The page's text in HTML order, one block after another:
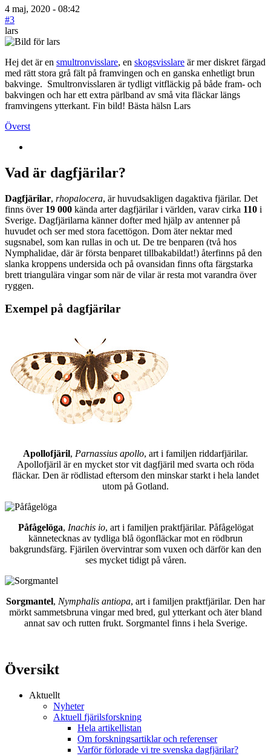
4 maj, 2020 - 08:42
#3
lars
Hej det är en smultronvisslare, en skogsvisslare är mer diskret färgad
med rätt stora grå fält på framvingen och en ganska enhetligt brun
bakvinge. Smultronvisslaren är tydligt vitfläckig på både fram- och
bakvingen och har ett extra pärlband av små vita fläckar längs
framvingens ytterkant. Fin bild! Bästa hälsn Lars
Överst
Vad är dagfjärilar?
Dagfjärilar, rhopalocera, är huvudsakligen dagaktiva fjärilar. Det
finns över 19 000 kända arter dagfjärilar i världen, varav cirka 110 i
Sverige. Dagfjärilarna känner dofter med hjälp av antenner på
huvudet och ser med stora facettögon. Dom äter nektar med
sugsnabel, som kan rullas in och ut. De tre benparen (två hos
Nymphalidae, där är första benparet tillbakabildat!) återfinns på den
slanka kroppens undersida och på ovansidan finns ofta färgstarka
brett triangulära vingar som när de vilar är resta mot varandra över
ryggen.
Exempel på dagfjärilar
Apollofjäril, Parnassius apollo, art i familjen riddarfjärilar.
Apollofjäril är en mycket stor vit dagfjäril med svarta och röda
fläckar. Den är rödlistad eftersom den minskar starkt i hela landet
utom på Gotland.
Påfågelöga, Inachis io, art i familjen praktfjärilar. Påfågelögat
kännetecknas av tydliga blå ögonfläckar mot en rödbrun
bakgrundsfärg. Fjärilen övervintrar som vuxen och därför kan den
ses mycket tidigt på våren.
Sorgmantel, Nymphalis antiopa, art i familjen praktfjärilar. Den har
mörkt sammetsbruna vingar med bred, gul ytterkant och äter bland
annat sav och rutten frukt. Sorgmantel finns i hela Sverige.
Översikt
Aktuellt
Nyheter
Aktuell fjärilsforskning
Hela artikellistan
Om forskningsartiklar och referenser
Varför förlorade vi tre svenska dagfjärilar?